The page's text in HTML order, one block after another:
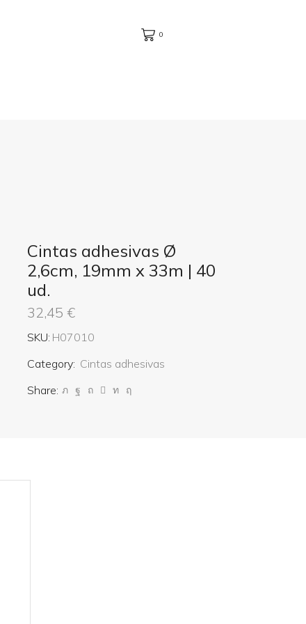
0
Cintas adhesivas Ø
2,6cm, 19mm x 33m | 40
ud.
32,45 €
SKU: H07010
Category: Cintas adhesivas
Share: